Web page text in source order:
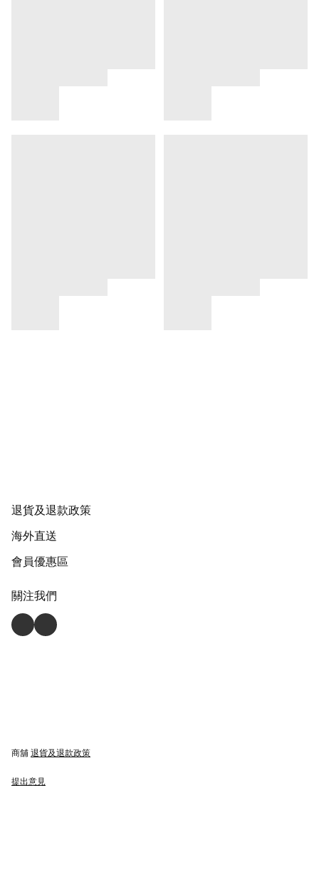
退貨及退款政策
海外直送
會員優惠區
關注我們
商舖 退貨及退款政策
提出意見